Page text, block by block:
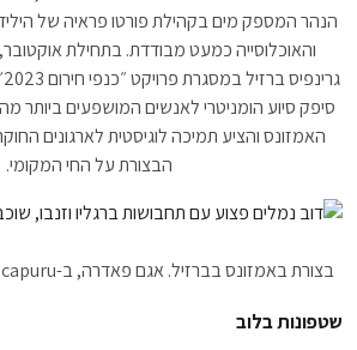
הנהר המספק מים בקהילת פורטו פראיה של
והאוכלוסייה כמעט מבודדת. בתחילת
סיפק סיוע הומניטרי לאנשים המושפעים ביותר
האמזונס והציע תמיכה לוגיסטית לארגונים
הבצורת על החי המקומי.
בצורת באמזונס בברזיל. אגם פאדרה, ב-manacapuru, מדינת אמזונס.
שטפונות בלוב